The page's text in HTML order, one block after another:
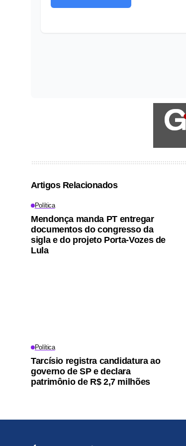
Artigos Relacionados
Política
Mendonça manda PT entregar
documentos do congresso da
sigla e do projeto Porta-Vozes de
Lula
Política
Tarcísio registra candidatura ao
governo de SP e declara
patrimônio de R$ 2,7 milhões